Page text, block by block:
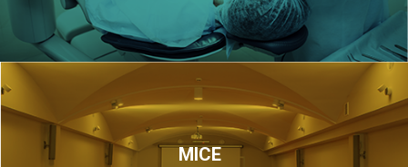
МІСЕ